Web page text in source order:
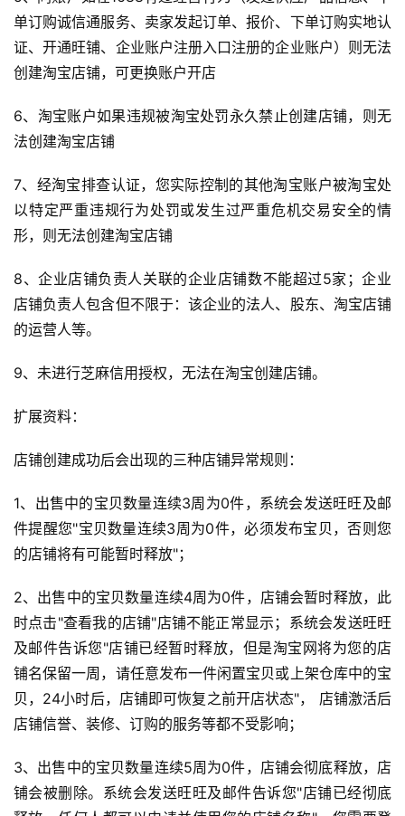
首
页
单订购诚信通服务、卖家发起订单、报价、下单订购实地认
证、开通旺铺、企业账户注册入口注册的企业账户）则无法
创建淘宝店铺，可更换账户开店
6、淘宝账户如果违规被淘宝处罚永久禁止创建店铺，则无
法创建淘宝店铺
7、经淘宝排查认证，您实际控制的其他淘宝账户被淘宝处
以特定严重违规行为处罚或发生过严重危机交易安全的情
形，则无法创建淘宝店铺
8、企业店铺负责人关联的企业店铺数不能超过5家；企业
店铺负责人包含但不限于：该企业的法人、股东、淘宝店铺
的运营人等。
9、未进行芝麻信用授权，无法在淘宝创建店铺。
扩展资料：
店铺创建成功后会出现的三种店铺异常规则：
1、出售中的宝贝数量连续3周为0件，系统会发送旺旺及邮
件提醒您"宝贝数量连续3周为0件，必须发布宝贝，否则您
的店铺将有可能暂时释放"；
2、出售中的宝贝数量连续4周为0件，店铺会暂时释放，此
时点击"查看我的店铺"店铺不能正常显示；系统会发送旺旺
及邮件告诉您"店铺已经暂时释放，但是淘宝网将为您的店
铺名保留一周，请任意发布一件闲置宝贝或上架仓库中的宝
贝，24小时后，店铺即可恢复之前开店状态"， 店铺激活后
店铺信誉、装修、订购的服务等都不受影响；
3、出售中的宝贝数量连续5周为0件，店铺会彻底释放，店
铺会被删除。系统会发送旺旺及邮件告诉您"店铺已经彻底